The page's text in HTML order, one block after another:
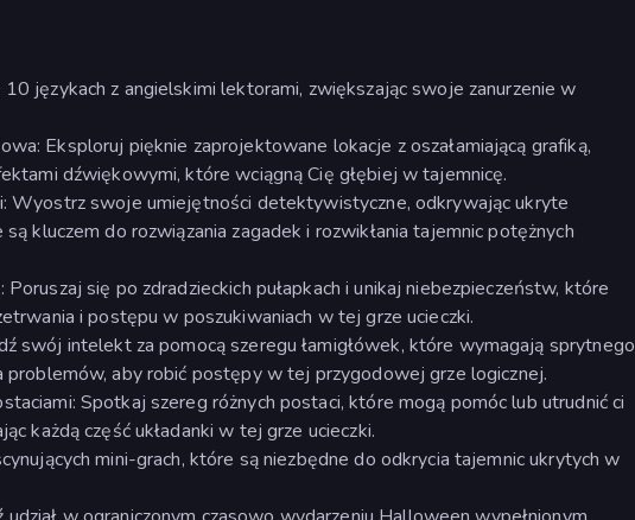
językach z angielskimi lektorami, zwiększając swoje zanurzenie w
Eksploruj pięknie zaprojektowane lokacje z oszałamiającą grafiką,
dźwiękowymi, które wciągną Cię głębiej w tajemnicę.
Wyostrz swoje umiejętności detektywistyczne, odkrywając ukryte
kluczem do rozwiązania zagadek i rozwikłania tajemnic potężnych
Poruszaj się po zdradzieckich pułapkach i unikaj niebezpieczeństw, które
i postępu w poszukiwaniach w tej grze ucieczki.
swój intelekt za pomocą szeregu łamigłówek, które wymagają sprytnego
problemów, aby robić postępy w tej przygodowej grze logicznej.
Spotkaj szereg różnych postaci, które mogą pomóc lub utrudnić ci
każdą część układanki w tej grze ucieczki.
mini-grach, które są niezbędne do odkrycia tajemnic ukrytych w